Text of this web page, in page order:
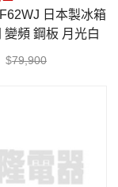
610L 五門 變頻 鋼板 月光白
79,900